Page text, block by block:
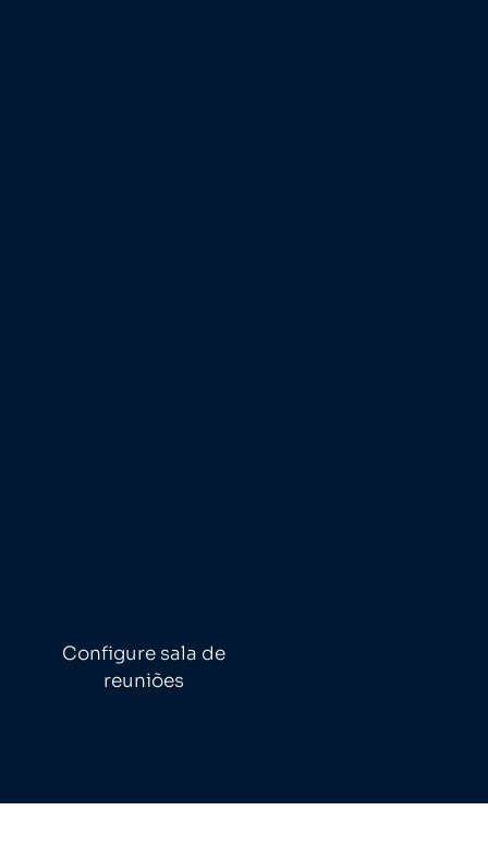
Configure sala de
reuniões